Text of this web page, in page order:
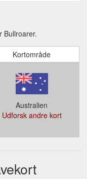
Bullroarer.
Kortområde
Australien
Udforsk andre kort